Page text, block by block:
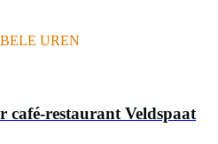
UREN
café-restaurant Veldspaat